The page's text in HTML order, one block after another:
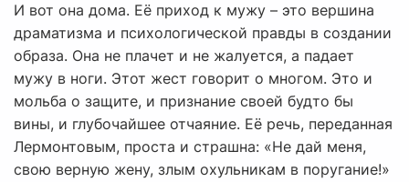
И вот она дома. Её приход к мужу – это вершина
драматизма и психологической правды в создании
образа. Она не плачет и не жалуется, а падает
мужу в ноги. Этот жест говорит о многом. Это и
мольба о защите, и признание своей будто бы
вины, и глубочайшее отчаяние. Её речь, переданная
Лермонтовым, проста и страшна: «Не дай меня,
свою верную жену, злым охульникам в поругание!»